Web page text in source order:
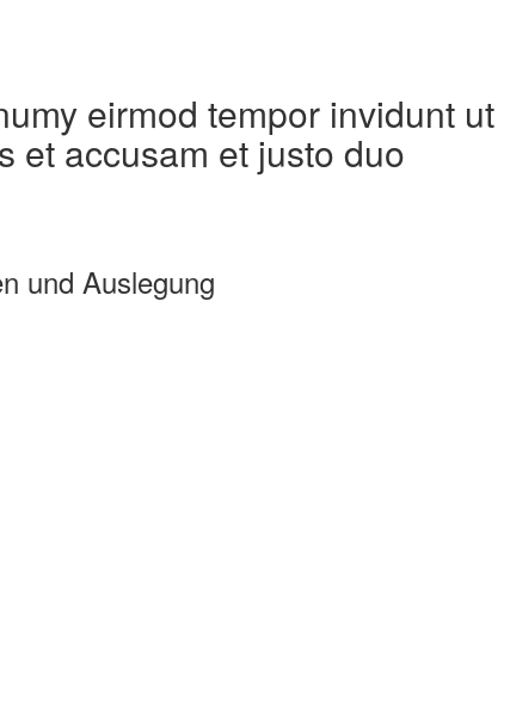
eirmod tempor invidunt ut
et accusam et justo duo
und Auslegung